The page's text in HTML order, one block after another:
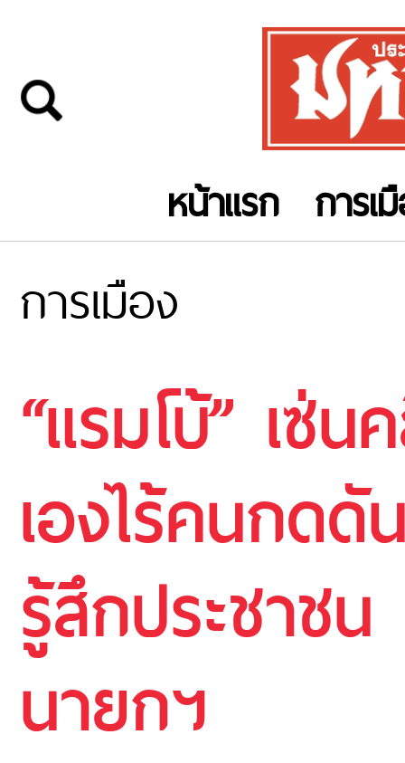
หน้าแรก การเ
การเมือง
“แรมโบ้” เซ่
เองไร้คนกด
รู้สึกประชาช
นายกฯ